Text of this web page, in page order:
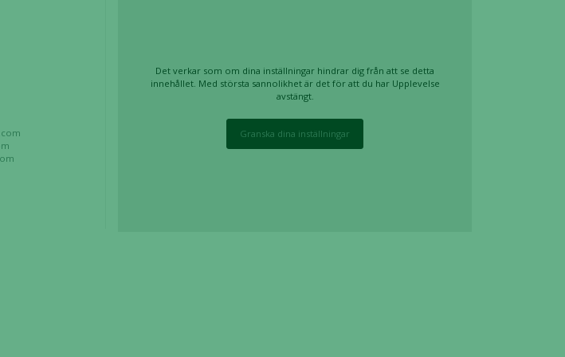
Det verkar som om dina inställningar hindrar dig från att se detta
innehållet. Med största sannolikhet är det för att du har Upplevelse
avstängt.
Granska dina inställningar